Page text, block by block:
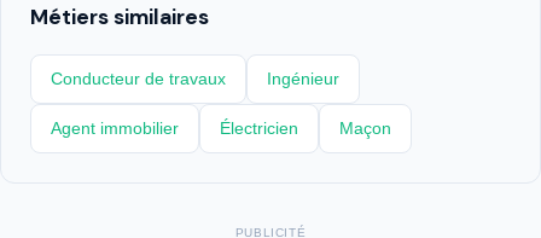
Métiers similaires
Conducteur de travaux Ingénieur
Agent immobilier Électricien Maçon
PUBLICITÉ